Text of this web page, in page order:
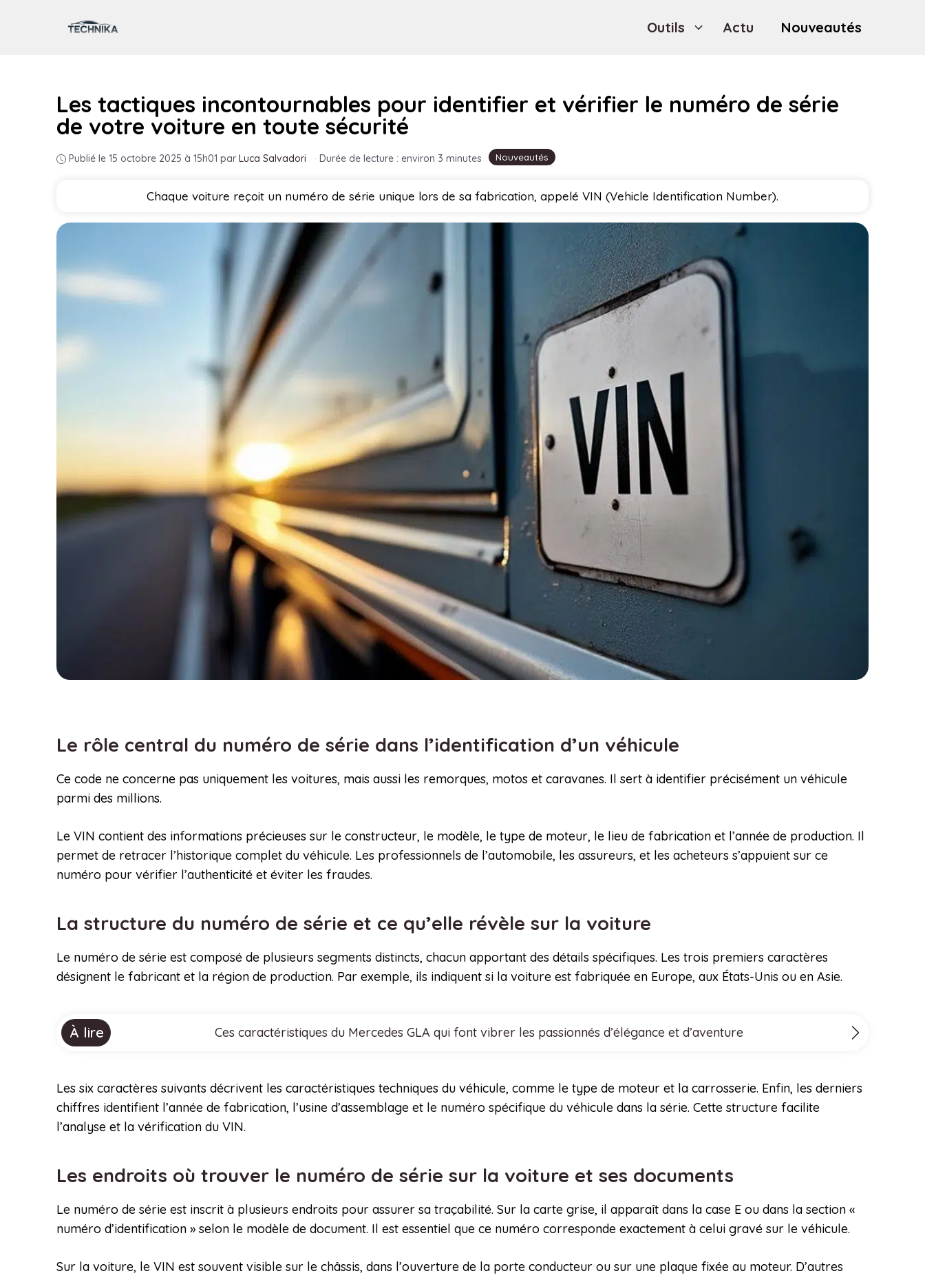
Outils Actu Nouveautés
Nouveautés
Les tactiques incontournables pour identifier et vérifier le numéro de série
de votre voiture en toute sécurité
Publié le 15 octobre 2025 à 15h01 par Luca Salvadori · Durée de lecture : environ 3 minutes
Chaque voiture reçoit un numéro de série unique lors de sa fabrication, appelé VIN (Vehicle Identification Number).
Le rôle central du numéro de série dans l’identification d’un véhicule
Ce code ne concerne pas uniquement les voitures, mais aussi les remorques, motos et caravanes. Il sert à identifier précisément un véhicule
parmi des millions.
Le VIN contient des informations précieuses sur le constructeur, le modèle, le type de moteur, le lieu de fabrication et l’année de production. Il
permet de retracer l’historique complet du véhicule. Les professionnels de l’automobile, les assureurs, et les acheteurs s’appuient sur ce
numéro pour vérifier l’authenticité et éviter les fraudes.
La structure du numéro de série et ce qu’elle révèle sur la voiture
Le numéro de série est composé de plusieurs segments distincts, chacun apportant des détails spécifiques. Les trois premiers caractères
désignent le fabricant et la région de production. Par exemple, ils indiquent si la voiture est fabriquée en Europe, aux États-Unis ou en Asie.
À lire Ces caractéristiques du Mercedes GLA qui font vibrer les passionnés d’élégance et d’aventure
Les six caractères suivants décrivent les caractéristiques techniques du véhicule, comme le type de moteur et la carrosserie. Enfin, les derniers
chiffres identifient l’année de fabrication, l’usine d’assemblage et le numéro spécifique du véhicule dans la série. Cette structure facilite
l’analyse et la vérification du VIN.
Les endroits où trouver le numéro de série sur la voiture et ses documents
Le numéro de série est inscrit à plusieurs endroits pour assurer sa traçabilité. Sur la carte grise, il apparaît dans la case E ou dans la section «
numéro d’identification » selon le modèle de document. Il est essentiel que ce numéro corresponde exactement à celui gravé sur le véhicule.
Sur la voiture, le VIN est souvent visible sur le châssis, dans l’ouverture de la porte conducteur ou sur une plaque fixée au moteur. D’autres